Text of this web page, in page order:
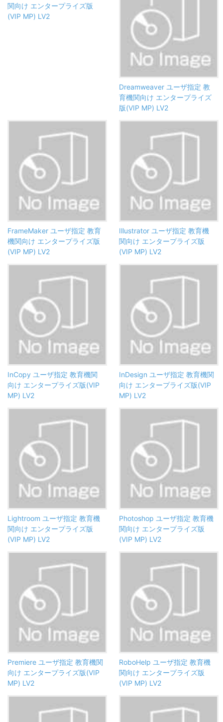
関向け エンタープライズ版
(VIP MP) LV2
Dreamweaver ユーザ指定 教
育機関向け エンタープライズ
版(VIP MP) LV2
FrameMaker ユーザ指定 教育
機関向け エンタープライズ版
(VIP MP) LV2
Illustrator ユーザ指定 教育機
関向け エンタープライズ版
(VIP MP) LV2
InCopy ユーザ指定 教育機関
向け エンタープライズ版(VIP
MP) LV2
InDesign ユーザ指定 教育機関
向け エンタープライズ版(VIP
MP) LV2
Lightroom ユーザ指定 教育機
関向け エンタープライズ版
(VIP MP) LV2
Photoshop ユーザ指定 教育機
関向け エンタープライズ版
(VIP MP) LV2
Premiere ユーザ指定 教育機関
向け エンタープライズ版(VIP
MP) LV2
RoboHelp ユーザ指定 教育機
関向け エンタープライズ版
(VIP MP) LV2